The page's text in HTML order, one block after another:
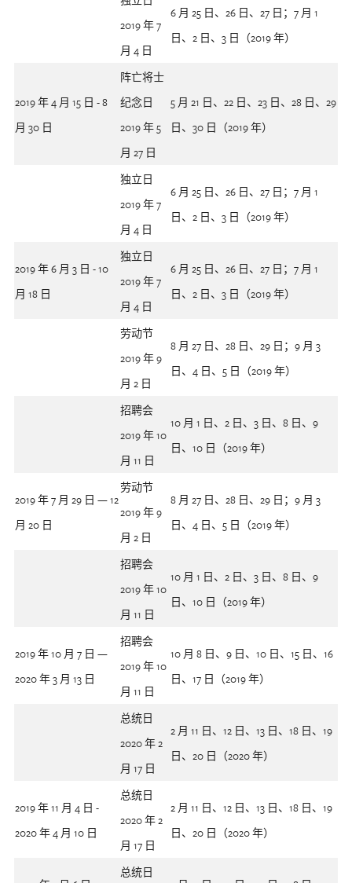
2019 年 7
月 4 日
6 月 25 日、26 日、27 日；7 月 1
日、2 日、3 日（2019 年）
2019 年 4 月 15 日 - 8
月 30 日
阵亡将士
纪念日
2019 年 5
月 27 日
5 月 21 日、22 日、23 日、28 日、29
日、30 日（2019 年）
独立日
2019 年 7
月 4 日
6 月 25 日、26 日、27 日；7 月 1
日、2 日、3 日（2019 年）
2019 年 6 月 3 日 - 10
月 18 日
独立日
2019 年 7
月 4 日
6 月 25 日、26 日、27 日；7 月 1
日、2 日、3 日（2019 年）
劳动节
2019 年 9
月 2 日
8 月 27 日、28 日、29 日；9 月 3
日、4 日、5 日（2019 年）
招聘会
2019 年 10
月 11 日
10 月 1 日、2 日、3 日、8 日、9
日、10 日（2019 年）
2019 年 7 月 29 日 — 12
月 20 日
劳动节
2019 年 9
月 2 日
8 月 27 日、28 日、29 日；9 月 3
日、4 日、5 日（2019 年）
招聘会
2019 年 10
月 11 日
10 月 1 日、2 日、3 日、8 日、9
日、10 日（2019 年）
2019 年 10 月 7 日 —
2020 年 3 月 13 日
招聘会
2019 年 10
月 11 日
10 月 8 日、9 日、10 日、15 日、16
日、17 日（2019 年）
总统日
2020 年 2
月 17 日
2 月 11 日、12 日、13 日、18 日、19
日、20 日（2020 年）
2019 年 11 月 4 日 -
2020 年 4 月 10 日
总统日
2020 年 2
月 17 日
2 月 11 日、12 日、13 日、18 日、19
日、20 日（2020 年）
总统日